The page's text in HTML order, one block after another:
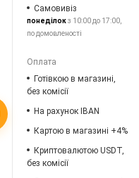
Самовивіз
понеділокз 10:00 до 17:00,
по домовленості
Оплата
Готівкою в магазині,
без комісії
На рахунок IBAN
Картою в магазині +4%
Криптовалютою USDT,
без комісії